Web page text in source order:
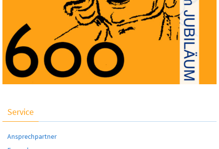
Service
Ansprechpartner